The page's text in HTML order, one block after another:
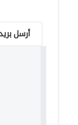
أرسل